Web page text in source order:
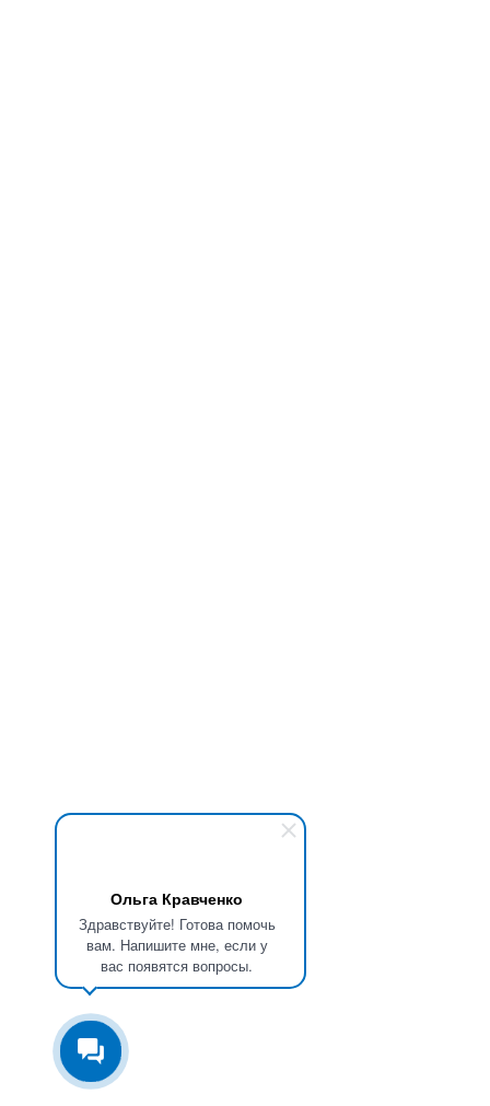
Ольга Кравченко
Здравствуйте! Готова помочь
вам. Напишите мне, если у
вас появятся вопросы.